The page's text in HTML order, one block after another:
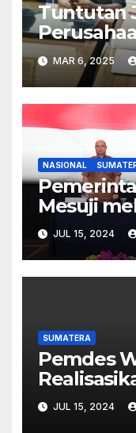
Tuntutan
KeMAR 6, 2025
NASIONAL
Mesuji
JUL 15, 2024
SUMATERA
Pemdes
Bangun
JUL 15, 2024